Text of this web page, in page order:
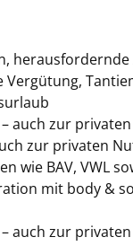
Vergütung,
auch zur
zur privaten
wie BAV, VWL
mit body &
auch zur